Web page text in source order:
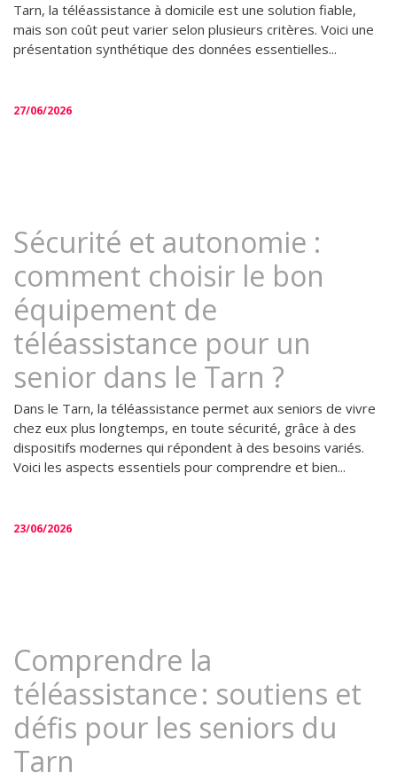
Tarn, la téléassistance à domicile est une solution fiable,
mais son coût peut varier selon plusieurs critères. Voici une
présentation synthétique des données essentielles...
27/06/2026
Sécurité et autonomie :
comment choisir le bon
équipement de
téléassistance pour un
senior dans le Tarn ?
Dans le Tarn, la téléassistance permet aux seniors de vivre
chez eux plus longtemps, en toute sécurité, grâce à des
dispositifs modernes qui répondent à des besoins variés.
Voici les aspects essentiels pour comprendre et bien...
23/06/2026
Comprendre la
téléassistance : soutiens et
défis pour les seniors du
Tarn